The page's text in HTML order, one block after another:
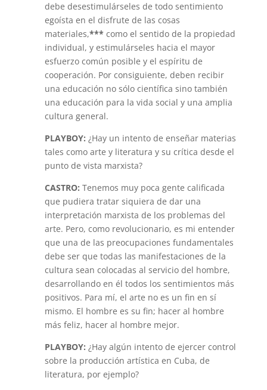
debe desestimulárseles de todo sentimiento
egoísta en el disfrute de las cosas
materiales,*** como el sentido de la propiedad
individual, y estimulárseles hacia el mayor
esfuerzo común posible y el espíritu de
cooperación. Por consiguiente, deben recibir
una educación no sólo científica sino también
una educación para la vida social y una amplia
cultura general.
PLAYBOY: ¿Hay un intento de enseñar materias
tales como arte y literatura y su crítica desde el
punto de vista marxista?
CASTRO: Tenemos muy poca gente calificada
que pudiera tratar siquiera de dar una
interpretación marxista de los problemas del
arte. Pero, como revolucionario, es mi entender
que una de las preocupaciones fundamentales
debe ser que todas las manifestaciones de la
cultura sean colocadas al servicio del hombre,
desarrollando en él todos los sentimientos más
positivos. Para mí, el arte no es un fin en sí
mismo. El hombre es su fin; hacer al hombre
más feliz, hacer al hombre mejor.
PLAYBOY: ¿Hay algún intento de ejercer control
sobre la producción artística en Cuba, de
literatura, por ejemplo?